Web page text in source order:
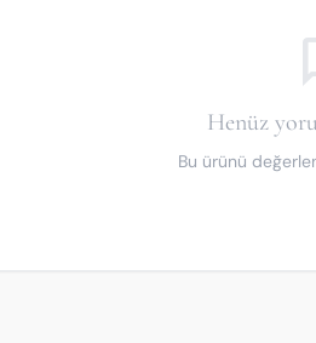
Henüz
Bu ürünü